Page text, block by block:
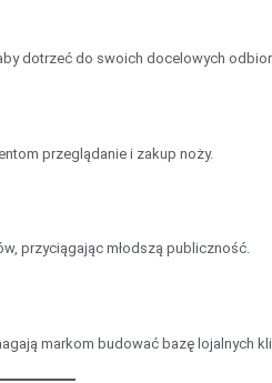
dotrzeć do swoich docelowych
przeglądanie i zakup noży.
przyciągając młodszą publiczność.
markom budować bazę lojalnych